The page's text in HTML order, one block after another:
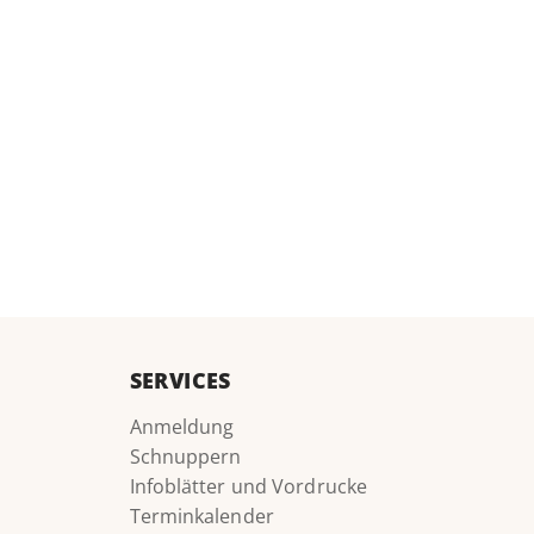
SERVICES
Anmeldung
Schnuppern
Infoblätter und Vordrucke
Terminkalender